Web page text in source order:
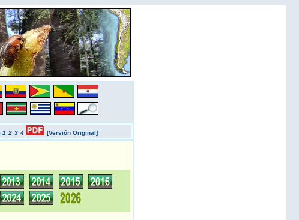
1 2 3 4 [Versión Original]